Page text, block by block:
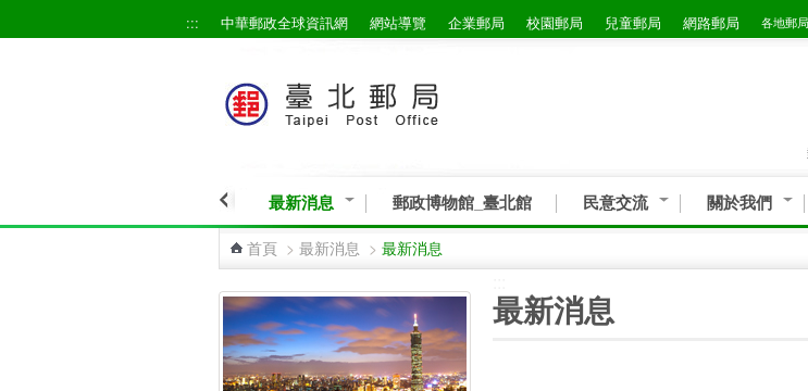
::: 中華郵政全球資訊網 網站導覽 企業郵局 校園郵局 兒童郵局 網路郵局 各地郵局
最新消息 郵政博物館_臺北館 民意交流 關於我們
首頁 > 最新消息 > 最新消息
最新消息